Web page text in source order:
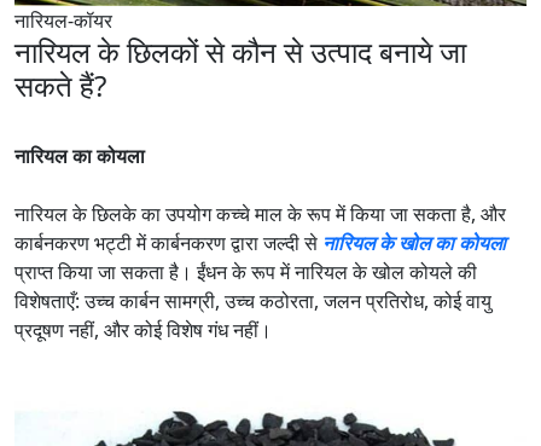
नारियल-कॉयर
नारियल के छिलकों से कौन से उत्पाद बनाये जा
सकते हैं?
नारियल का कोयला
नारियल के छिलके का उपयोग कच्चे माल के रूप में किया जा सकता है, और
कार्बनकरण भट्टी में कार्बनकरण द्वारा जल्दी से नारियल के खोल का कोयला
प्राप्त किया जा सकता है। ईंधन के रूप में नारियल के खोल कोयले की
विशेषताएँ: उच्च कार्बन सामग्री, उच्च कठोरता, जलन प्रतिरोध, कोई वायु
प्रदूषण नहीं, और कोई विशेष गंध नहीं।